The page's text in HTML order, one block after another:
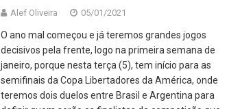
Alef Oliveira 05/01/2021
O ano mal começou e já teremos grandes jogos
decisivos pela frente, logo na primeira semana de
janeiro, porque nesta terça (5), tem início para as
semifinais da Copa Libertadores da América, onde
teremos dois duelos entre Brasil e Argentina para